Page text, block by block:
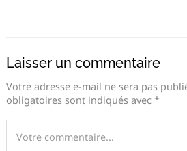
Laisser un commentaire
Votre adresse e-mail ne sera pas
obligatoires sont indiqués avec *